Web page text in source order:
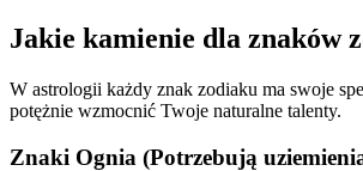
Jakie kamienie dla znaków
W astrologii każdy znak zodiaku ma swoje
potężnie wzmocnić Twoje naturalne talenty.
Znaki Ognia (Potrzebują